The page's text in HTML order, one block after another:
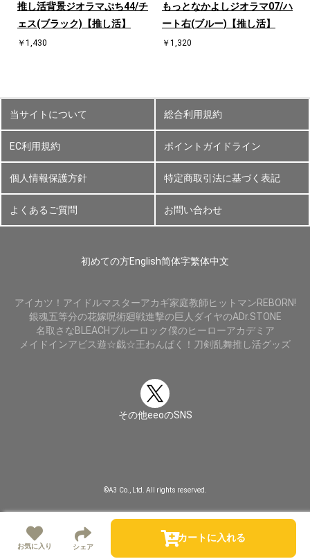
お気に入り シェア
カートに入れる
推し活背景ジオラマぷち44/チ
ェス(ブラック)【推し活】
￥1,430
もっとなかよしジオラマ07/ハ
ート右(ブルー)【推し活】
￥1,320
当サイトについて 総合利用規約
EC利用規約 ポイントガイドライン
個人情報保護方針 特定商取引法に基づく表記
よくあるご質問 お問い合わせ
初めての方English简体字繁体中文
アイカツ！ アイドルマスターアカギ家庭教師ヒットマンREBORN!
銀魂五等分の花嫁呪術廻戦進撃の巨人 ダイヤのADr.STONE
名取さなBLEACHブルーロック僕のヒーローアカデミア
メイドインアビス遊☆戯☆王わんぱく！刀剣乱舞推し活グッズ
その他eeoのSNS
©A3 Co., Ltd. All rights reserved.